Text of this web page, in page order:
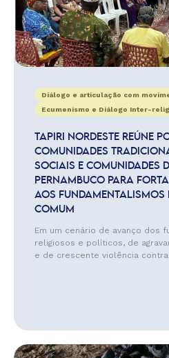
Diálogo e articulação com
Ecumenismo e Diálogo Inter-
TAPIRI NORDESTE REÚNE
COMUNIDADES
SOCIAIS E COMUNIDADES
PERNAMBUCO PARA
AOS FUNDAMENTALISMOS
COMUM
Em um cenário de avanço dos
religiosos e políticos, de
e de crescente violência contra